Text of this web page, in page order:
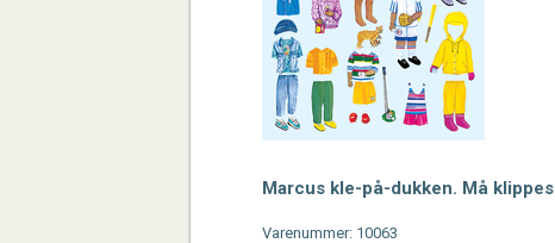
Marcus kle-på-dukken. Må klippes
Varenummer: 10063